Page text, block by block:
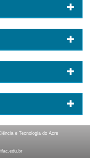
e Tecnologia do Acre